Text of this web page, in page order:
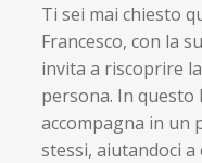
Ti sei mai chiesto
Francesco, con la
invita a riscoprire
persona. In questo
accompagna in un
stessi, aiutandoci